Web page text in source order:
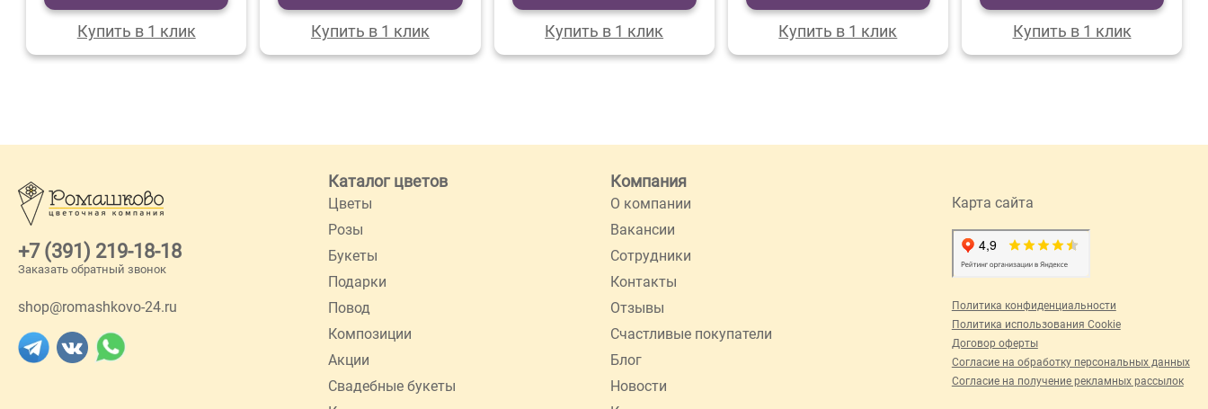
Купить в 1 клик Купить в 1 клик Купить в 1 клик Купить в 1 клик Купить в 1 клик
+7 (391) 219-18-18
Заказать обратный звонок
shop@romashkovo-24.ru
Каталог цветов
Цветы
Розы
Букеты
Подарки
Повод
Композиции
Акции
Свадебные букеты
Компания
О компании
Вакансии
Сотрудники
Контакты
Отзывы
Счастливые покупатели
Блог
Новости
Карта сайта
Политика конфиденциальности
Политика использования Cookie
Договор оферты
Согласие на обработку персональных данных
Согласие на получение рекламных рассылок